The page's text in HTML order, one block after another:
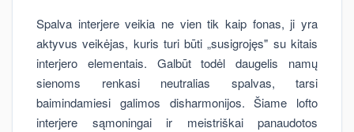
Spalva interjere veikia ne vien tik kaip fonas, ji yra
aktyvus veikėjas, kuris turi būti „susigrojęs" su kitais
interjero elementais. Galbūt todėl daugelis namų
sienoms renkasi neutralias spalvas, tarsi
baimindamiesi galimos disharmonijos. Šiame lofto
interjere sąmoningai ir meistriškai panaudotos